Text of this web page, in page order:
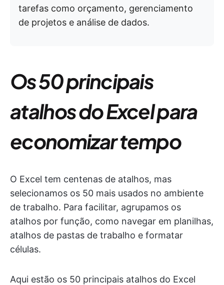
tarefas como orçamento, gerenciamento
de projetos e análise de dados.
Os 50 principais
atalhos do Excel para
economizar tempo
O Excel tem centenas de atalhos, mas
selecionamos os 50 mais usados no ambiente
de trabalho. Para facilitar, agrupamos os
atalhos por função, como navegar em planilhas,
atalhos de pastas de trabalho e formatar
células.
Aqui estão os 50 principais atalhos do Excel